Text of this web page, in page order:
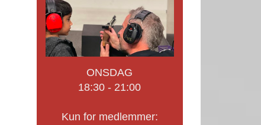
ONSDAG
18:30 - 21:00
Kun for medlemmer: